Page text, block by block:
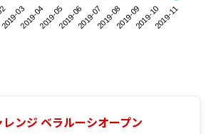
2019-032019-042019-052019-062019-072019-082019-092019-102019-11
ンジ ベラルーシオープン